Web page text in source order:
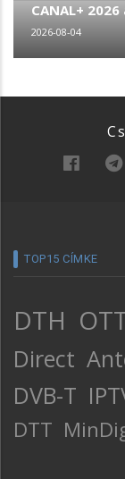
CANAL+
2026-08-04
TOP15 CÍMKE
DTH
Direct
DVB-T
DTT